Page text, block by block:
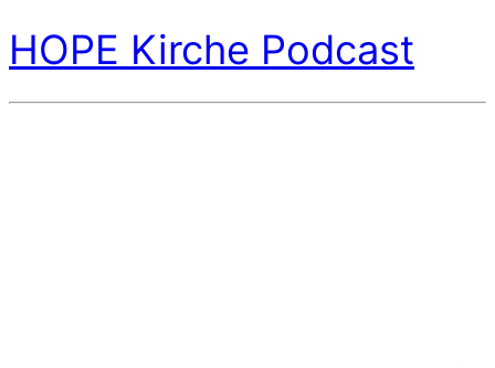
HOPE Kirche Podcast